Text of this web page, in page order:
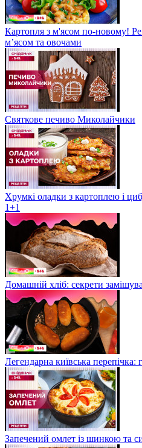
Картопля з м'ясом по-новому!
м’ясом та овочами
Святкове печиво Миколайчики
Хрумкі оладки з картоплею і
1+1
Домашній хліб: секрети
Легендарна київська перепічка:
Запечений омлет із шинкою та